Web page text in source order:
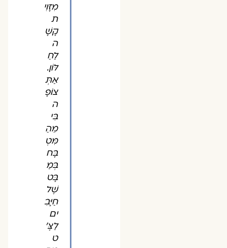
מִזָּוִי
ת
קָשָׁ
ה
לַחַ
לּוֹן.
אַתְּ
צוֹפָ
ה
בִּי
מֵהַ
מִּטְ
בָּח
בְּמַ
בָּט
שֶׁל
חַיָּבִ
ים
לַצֶּ'
ט